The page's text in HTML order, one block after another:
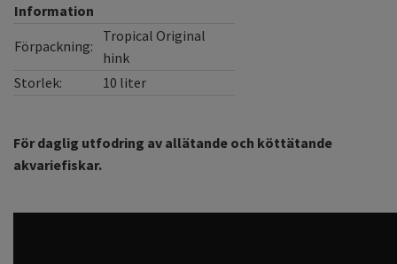
Information
Förpackning:
Tropical Original
hink
Storlek:
10 liter
För daglig utfodring av allätande och köttätande
akvariefiskar.